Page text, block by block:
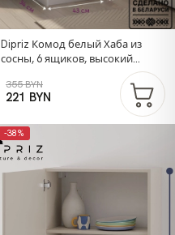
Dipriz Комод белый Хаба из
сосны, 6 ящиков, высокий
деревянный комод в спальню и
детскую, белый/антик
355 BYN
221 BYN
-38%